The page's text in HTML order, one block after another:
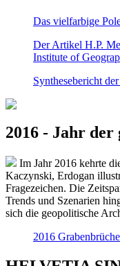
Das vielfarbige
Der Artikel H.P.
Institute of
Synthesebericht
2016 - Jahr der
Im Jahr 2016 kehrte
Kaczynski, Erdogan
Fragezeichen. Die
Trends und Szenarien
sich die geopolitische
2016